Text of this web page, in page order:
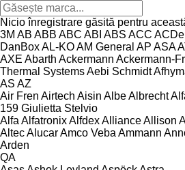
Nicio înregistrare găsită pentru
3M AB ABB ABC ABI ABS ACC
DanBoxAL-KOAM General AP ASA
AXE Abarth Ackermann Ackermann-
Thermal SystemsAebi Schmidt
AS AZ
Air Fren Airtech Aisin AlbeAlbrecht
159 Giulietta Stelvio
Alfa AlfatronixAlfdexAllianceAllison
AltecAlucarAmco Veba Ammann
Arden
QA